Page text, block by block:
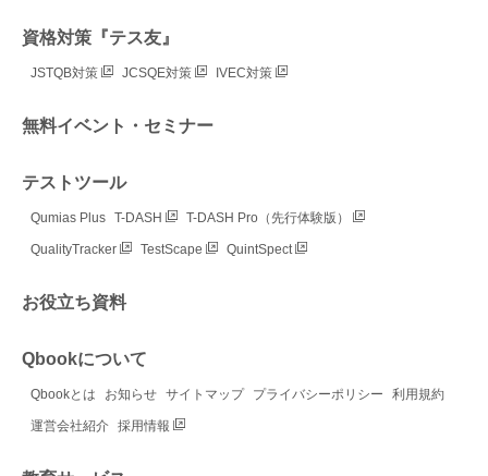
資格対策『テス友』
JSTQB対策 JCSQE対策 IVEC対策
無料イベント・セミナー
テストツール
Qumias Plus T-DASH T-DASH Pro（先行体験版）
QualityTracker TestScape QuintSpect
お役立ち資料
Qbookについて
Qbookとは お知らせ サイトマップ プライバシーポリシー 利用規約
運営会社紹介 採用情報